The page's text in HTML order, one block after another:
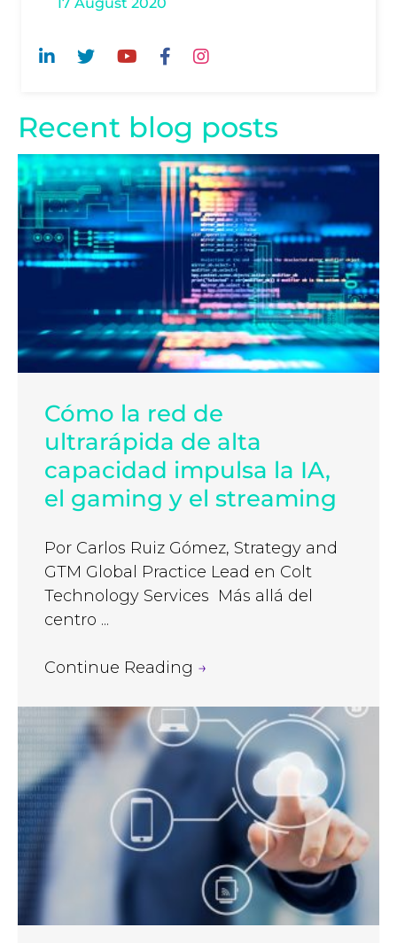
Recent blog posts
Cómo la red de
ultrarápida de alta
capacidad impulsa la IA,
el gaming y el streaming
Por Carlos Ruiz Gómez, Strategy and
GTM Global Practice Lead en Colt
Technology Services Más allá del
centro ...
Continue Reading →